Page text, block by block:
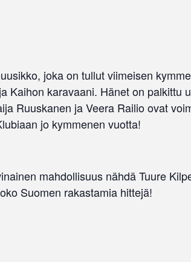
joka on tullut viimeisen
Kaihon karavaani. Hänet on palkittu
Ruuskanen ja Veera Railio ovat
jo kymmenen vuotta!
mahdollisuus nähdä Tuure
Suomen rakastamia hittejä!